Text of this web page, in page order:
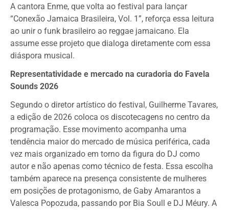
A cantora Enme, que volta ao festival para lançar
“Conexão Jamaica Brasileira, Vol. 1”, reforça essa leitura
ao unir o funk brasileiro ao reggae jamaicano. Ela
assume esse projeto que dialoga diretamente com essa
diáspora musical.
Representatividade e mercado na curadoria do Favela
Sounds 2026
Segundo o diretor artístico do festival, Guilherme Tavares,
a edição de 2026 coloca os discotecagens no centro da
programação. Esse movimento acompanha uma
tendência maior do mercado de música periférica, cada
vez mais organizado em torno da figura do DJ como
autor e não apenas como técnico de festa. Essa escolha
também aparece na presença consistente de mulheres
em posições de protagonismo, de Gaby Amarantos a
Valesca Popozuda, passando por Bia Soull e DJ Méury. A